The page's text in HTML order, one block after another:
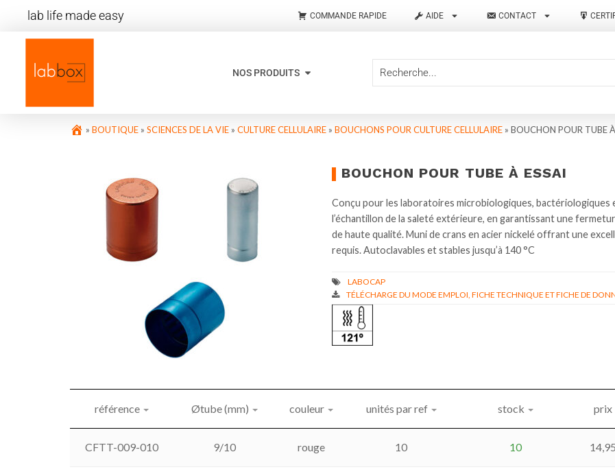
lab life made easy COMMANDE RAPIDE AIDE CONTACT
NOS PRODUITS
» BOUTIQUE » SCIENCES DE LA VIE » CULTURE CELLULAIRE » BOUCHONS POUR CULTURE CELLULAIRE » BOUCHON POUR TUBE
BOUCHON POUR TUBE À ESSAI
Conçu pour les laboratoires microbiologiques,
l’échantillon de la saleté extérieure, en garantissant une
de haute qualité. Muni de crans en acier nickelé offrant une
requis. Autoclavables et stables jusqu’à 140 °C
TÉLÉCHARGE DU MODE EMPLOI, FICHE TECHNIQUE ET FICHE DE
référence Øtube (mm) couleur unités par ref stock prix
CFTT-009-010 9/10 rouge 10 10 14,95